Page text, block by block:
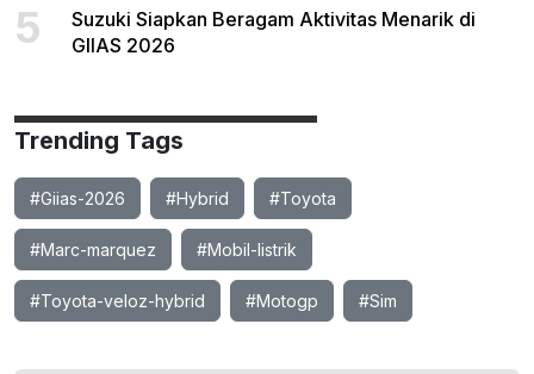
5
Suzuki Siapkan Beragam Aktivitas Menarik di
GIIAS 2026
Trending Tags
#Giias-2026 #Hybrid #Toyota
#Marc-marquez #Mobil-listrik
#Toyota-veloz-hybrid #Motogp #Sim